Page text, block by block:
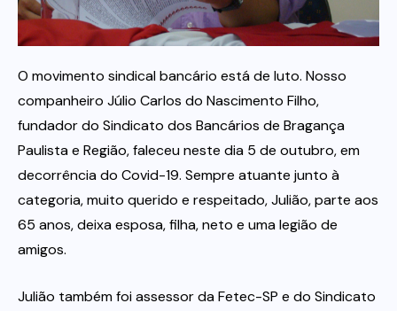
Itau
Financeiras e Cooperativas
O movimento sindical bancário está de luto. Nosso
companheiro Júlio Carlos do Nascimento Filho,
fundador do Sindicato dos Bancários de Bragança
Paulista e Região, faleceu neste dia 5 de outubro, em
decorrência do Covid-19. Sempre atuante junto à
categoria, muito querido e respeitado, Julião, parte aos
65 anos, deixa esposa, filha, neto e uma legião de
amigos.
Julião também foi assessor da Fetec-SP e do Sindicato